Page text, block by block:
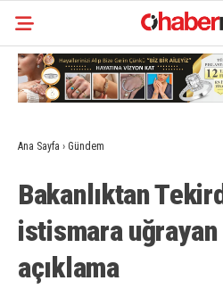
Ana Sayfa › Gündem
Bakanlıktan
istismara
açıklama